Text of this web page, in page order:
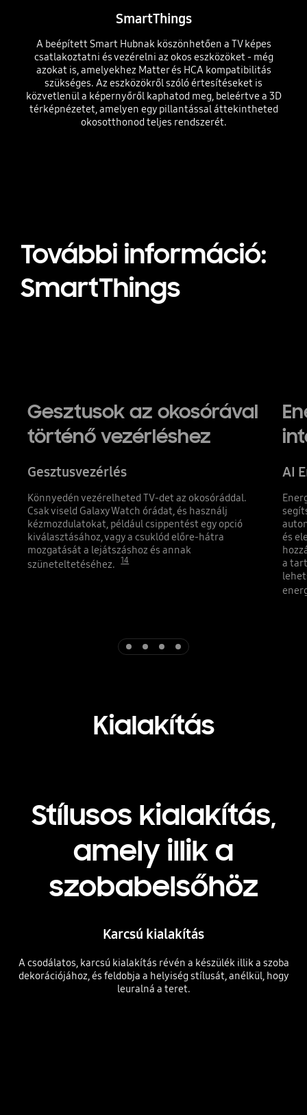
SmartThings
A beépített Smart Hubnak köszönhetően a TV képes
csatlakoztatni és vezérelni az okos eszközöket - még
azokat is, amelyekhez Matter és HCA kompatibilitás
szükséges. Az eszközökről szóló értesítéseket is
közvetlenül a képernyőről kaphatod meg, beleértve a 3D
térképnézetet, amelyen egy pillantással áttekintheted
okosotthonod teljes rendszerét.
További információ:
SmartThings
Gesztusok az okosórával
történő vezérléshez
Gesztusvezérlés
Könnyedén vezérelheted TV-det az okosóráddal.
Csak viseld Galaxy Watch órádat, és használj
kézmozdulatokat, például csippentést egy opció
kiválasztásához, vagy a csuklód előre-hátra
mozgatását a lejátszáshoz és annak
szüneteltetéséhez.
14
AI
és
a
Kialakítás
Stílusos kialakítás,
amely illik a
szobabelsőhöz
Karcsú kialakítás
A csodálatos, karcsú kialakítás révén a készülék illik a szoba
dekorációjához, és feldobja a helyiség stílusát, anélkül, hogy
leuralná a teret.